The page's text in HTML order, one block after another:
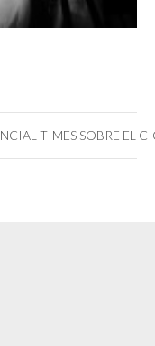
TIMES SOBRE EL